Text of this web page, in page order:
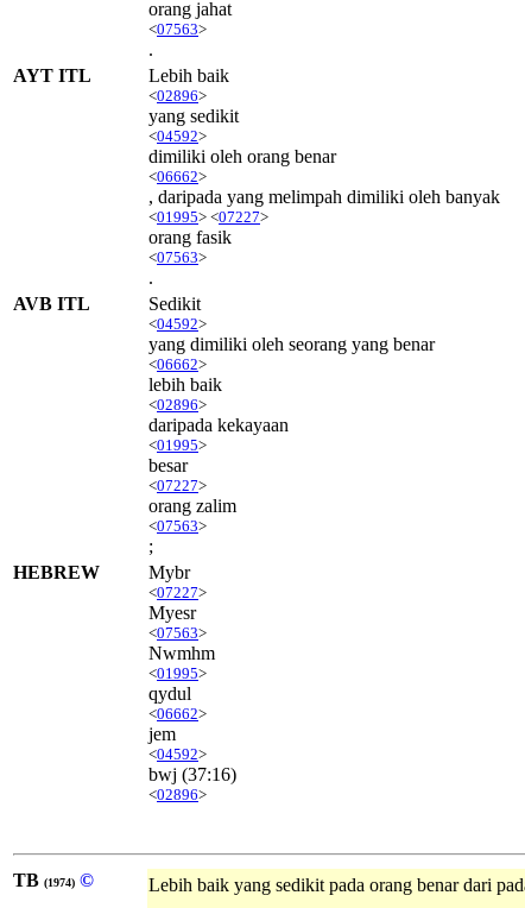
orang jahat
<07563>
.
AYT ITL
Lebih baik
<02896>
yang sedikit
<04592>
dimiliki oleh orang benar
<06662>
, daripada yang melimpah dimiliki oleh banyak
<01995> <07227>
orang fasik
<07563>
.
AVB ITL
Sedikit
<04592>
yang dimiliki oleh seorang yang benar
<06662>
lebih baik
<02896>
daripada kekayaan
<01995>
besar
<07227>
orang zalim
<07563>
;
HEBREW
Mybr
<07227>
Myesr
<07563>
Nwmhm
<01995>
qydul
<06662>
jem
<04592>
bwj (37:16)
<02896>
TB (1974) ©
Lebih baik yang sedikit pada orang benar dari